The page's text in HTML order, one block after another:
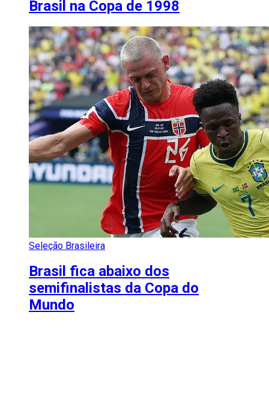
Brasil na Copa de 1998
Seleção Brasileira
Brasil fica abaixo dos
semifinalistas da Copa do
Mundo